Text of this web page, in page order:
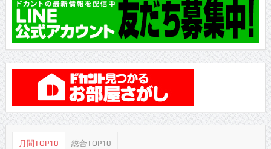
月間TOP10 総合TOP10